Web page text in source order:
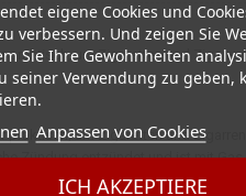
eigene Cookies und
verbessern. Und zeigen Sie
Sie Ihre Gewohnheiten
seiner Verwendung zu geben,
Anpassen von Cookies
ICH AKZEPTIERE
praktisch, um Zigaretten und
um Zigaretten und Zigarren
Zündung entzündet und ist mit